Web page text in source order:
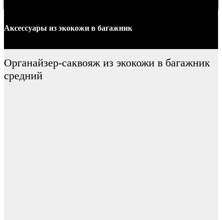
Аксессуары из экокожи в багажник
Органайзер-саквояж из экокожи в багажник
средний